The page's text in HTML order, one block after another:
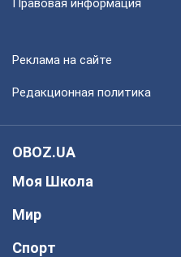
Правовая информация
Реклама на сайте
Редакционная политика
OBOZ.UA
Моя Школа
Мир
Спорт